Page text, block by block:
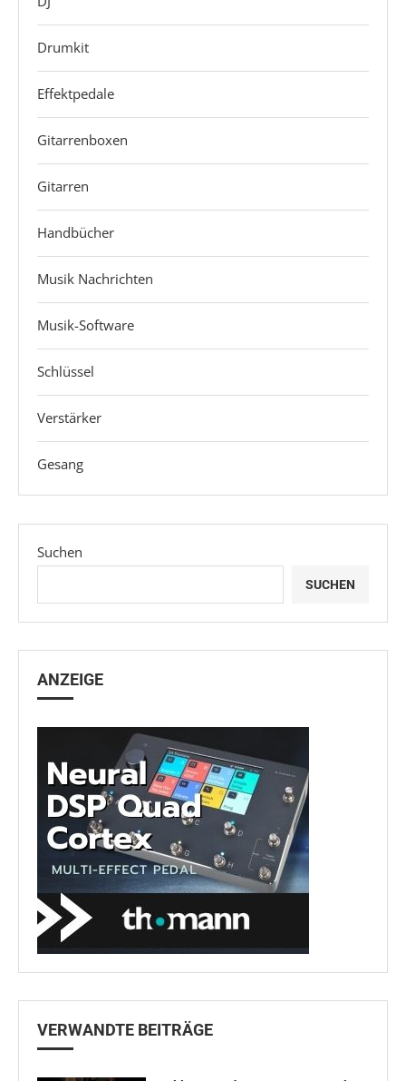
Suchen
SUCHEN
ANZEIGE
VERWANDTE BEITRÄGE
Drumkit
Effektpedale
Gitarrenboxen
Gitarren
Handbücher
Musik Nachrichten
Musik-Software
Schlüssel
Verstärker
Gesang